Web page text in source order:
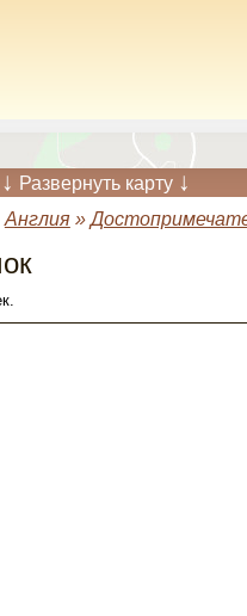
↓ Развернуть карту ↓
Англия»